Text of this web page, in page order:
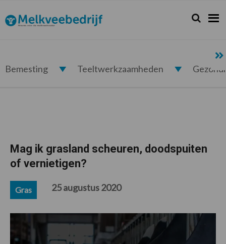
de
hoofdnavigatie
de
hoofd
de
eerste
de
voettekst
Melkveebedrijf.nl Zoeken...
Zoek
Bemesting Teeltwerkzaamheden
Mag ik grasland scheuren, doodspuiten
of vernietigen?
Gras 25 augustus 2020